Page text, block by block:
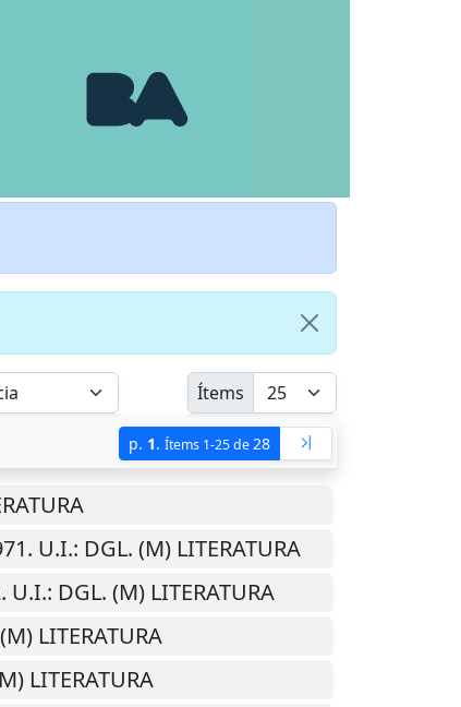
Ítems
p. 1. Ítems 1-25 de 28
. U.I.: DGL. (M) LITERATURA
. U.I.: DGL. (M) LITERATURA
LITERATURA
LITERATURA